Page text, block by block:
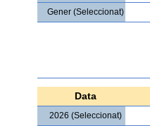
Gener (Seleccionat)
Data
2026 (Seleccionat)